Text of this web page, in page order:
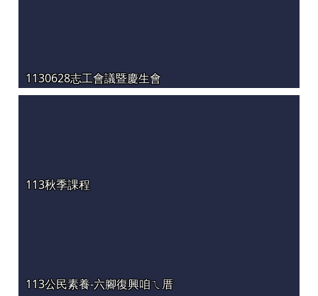
1130628志工會議暨慶生會
113秋季課程
113公民素養-六腳復興咱ㄟ厝